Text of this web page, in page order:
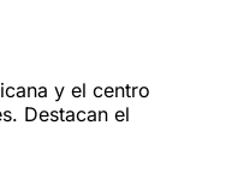
y el centro
Destacan el